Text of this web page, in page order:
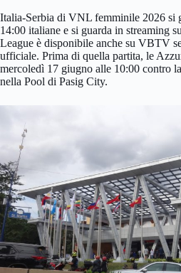
Italia-Serbia di VNL femminile 2026 si
14:00 italiane e si guarda in streaming
League è disponibile anche su VBTV
ufficiale. Prima di quella partita, le
mercoledì 17 giugno alle 10:00 contro
nella Pool di Pasig City.